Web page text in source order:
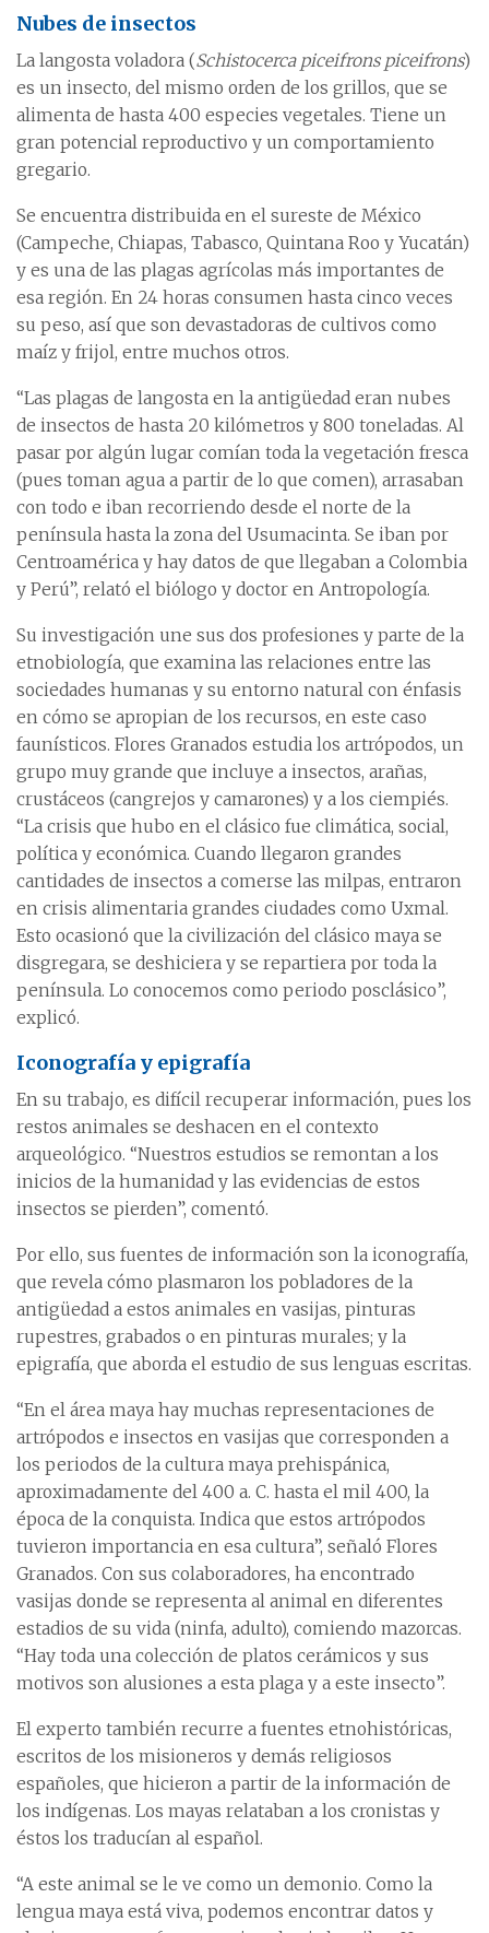
Nubes de insectos
La langosta voladora (Schistocerca piceifrons piceifrons)
es un insecto, del mismo orden de los grillos, que se
alimenta de hasta 400 especies vegetales. Tiene un
gran potencial reproductivo y un comportamiento
gregario.
Se encuentra distribuida en el sureste de México
(Campeche, Chiapas, Tabasco, Quintana Roo y Yucatán)
y es una de las plagas agrícolas más importantes de
esa región. En 24 horas consumen hasta cinco veces
su peso, así que son devastadoras de cultivos como
maíz y frijol, entre muchos otros.
“Las plagas de langosta en la antigüedad eran nubes
de insectos de hasta 20 kilómetros y 800 toneladas. Al
pasar por algún lugar comían toda la vegetación fresca
(pues toman agua a partir de lo que comen), arrasaban
con todo e iban recorriendo desde el norte de la
península hasta la zona del Usumacinta. Se iban por
Centroamérica y hay datos de que llegaban a Colombia
y Perú”, relató el biólogo y doctor en Antropología.
Su investigación une sus dos profesiones y parte de la
etnobiología, que examina las relaciones entre las
sociedades humanas y su entorno natural con énfasis
en cómo se apropian de los recursos, en este caso
faunísticos. Flores Granados estudia los artrópodos, un
grupo muy grande que incluye a insectos, arañas,
crustáceos (cangrejos y camarones) y a los ciempiés.
“La crisis que hubo en el clásico fue climática, social,
política y económica. Cuando llegaron grandes
cantidades de insectos a comerse las milpas, entraron
en crisis alimentaria grandes ciudades como Uxmal.
Esto ocasionó que la civilización del clásico maya se
disgregara, se deshiciera y se repartiera por toda la
península. Lo conocemos como periodo posclásico”,
explicó.
Iconografía y epigrafía
En su trabajo, es difícil recuperar información, pues los
restos animales se deshacen en el contexto
arqueológico. “Nuestros estudios se remontan a los
inicios de la humanidad y las evidencias de estos
insectos se pierden”, comentó.
Por ello, sus fuentes de información son la iconografía,
que revela cómo plasmaron los pobladores de la
antigüedad a estos animales en vasijas, pinturas
rupestres, grabados o en pinturas murales; y la
epigrafía, que aborda el estudio de sus lenguas escritas.
“En el área maya hay muchas representaciones de
artrópodos e insectos en vasijas que corresponden a
los periodos de la cultura maya prehispánica,
aproximadamente del 400 a. C. hasta el mil 400, la
época de la conquista. Indica que estos artrópodos
tuvieron importancia en esa cultura”, señaló Flores
Granados. Con sus colaboradores, ha encontrado
vasijas donde se representa al animal en diferentes
estadios de su vida (ninfa, adulto), comiendo mazorcas.
“Hay toda una colección de platos cerámicos y sus
motivos son alusiones a esta plaga y a este insecto”.
El experto también recurre a fuentes etnohistóricas,
escritos de los misioneros y demás religiosos
españoles, que hicieron a partir de la información de
los indígenas. Los mayas relataban a los cronistas y
éstos los traducían al español.
“A este animal se le ve como un demonio. Como la
lengua maya está viva, podemos encontrar datos y